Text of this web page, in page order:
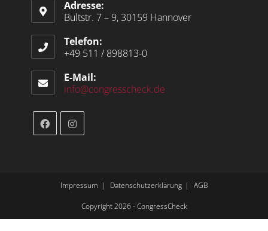
Adresse:
Bultstr. 7 – 9, 30159 Hannover
Telefon:
+49 511 / 898813-0
E-Mail:
info@congresscheck.de
Impressum Datenschutzerklärung AGB
Copyright 2026 - CongressCheck